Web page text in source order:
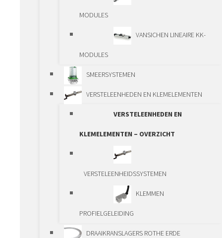
BALL SPLINE
LINEAIRE MODULES –
MODULES
VANSICHEN LINEAIRE KK-
MODULES
SMEERSYSTEMEN
VERSTELEENHEDEN EN KLEMELEMENTEN
VERSTELEENHEDEN EN
KLEMELEMENTEN – OVERZICHT
VERSTELEENHEIDSSYSTEMEN
KLEMMEN
PROFIELGELEIDING
DRAAIKRANSLAGERS ROTHE ERDE